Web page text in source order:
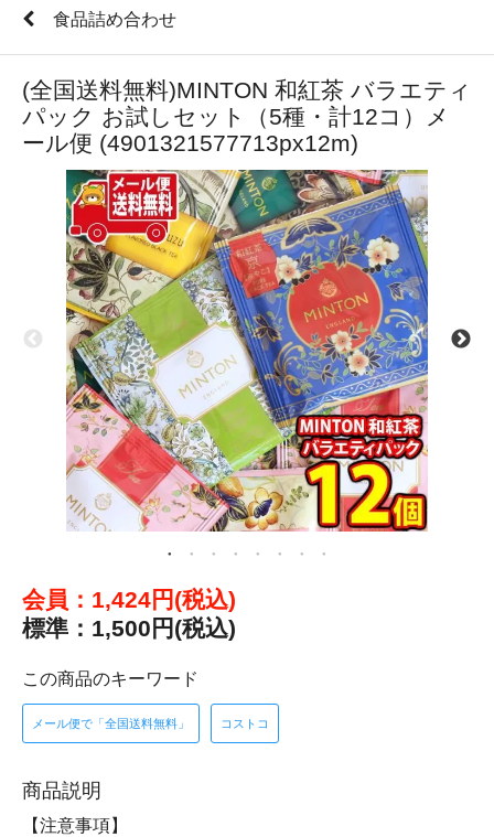
食品詰め合わせ
(全国送料無料)MINTON 和紅茶 バラエティ
パック お試しセット（5種・計12コ）メ
ール便 (4901321577713px12m)
会員：1,424円(税込)
標準：1,500円(税込)
この商品のキーワード
メール便で「全国送料無料」 コストコ
商品説明
【注意事項】